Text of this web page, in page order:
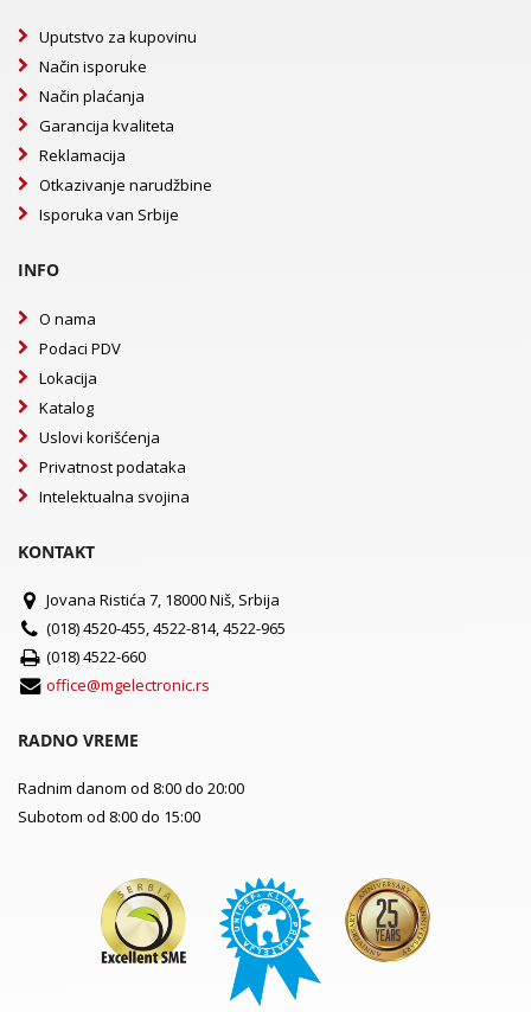
Uputstvo za kupovinu
Način isporuke
Način plaćanja
Garancija kvaliteta
Reklamacija
Otkazivanje narudžbine
Isporuka van Srbije
INFO
O nama
Podaci PDV
Lokacija
Katalog
Uslovi korišćenja
Privatnost podataka
Intelektualna svojina
KONTAKT
Jovana Ristića 7, 18000 Niš, Srbija
(018) 4520-455, 4522-814, 4522-965
(018) 4522-660
office@mgelectronic.rs
RADNO VREME
Radnim danom od 8:00 do 20:00
Subotom od 8:00 do 15:00